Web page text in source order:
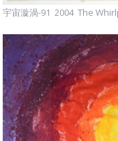
宇宙漩渦-91 2004 The